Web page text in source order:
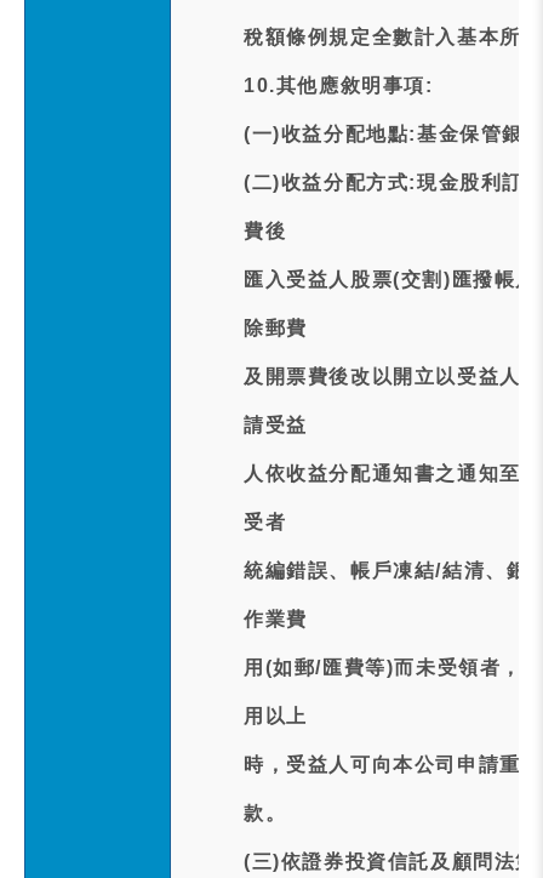
稅額條例規定全數計入基本所
10.其他應敘明事項:
(一)收益分配地點:基金保管銀
(二)收益分配方式:現金股利訂
費後
匯入受益人股票(交割)匯撥帳
除郵費
及開票費後改以開立以受益人
請受益
人依收益分配通知書之通知至
受者
統編錯誤、帳戶凍結/結清、銀
作業費
用(如郵/匯費等)而未受領者，
用以上
時，受益人可向本公司申請重
款。
(三)依證券投資信託及顧問法